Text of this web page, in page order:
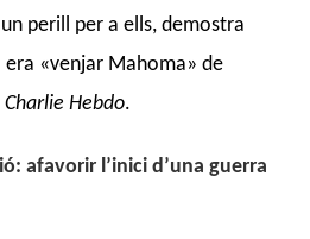
perill per a ells, demostra
era «venjar Mahoma» de
Charlie Hebdo.
afavorir l’inici d’una guerra